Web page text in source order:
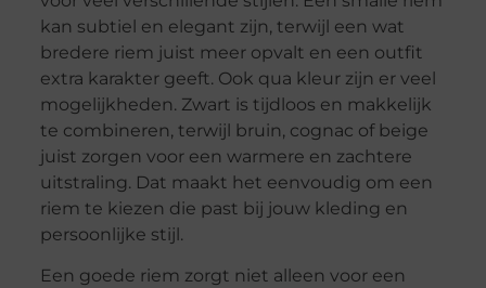
kan subtiel en elegant zijn, terwijl een wat
bredere riem juist meer opvalt en een outfit
extra karakter geeft. Ook qua kleur zijn er veel
mogelijkheden. Zwart is tijdloos en makkelijk
te combineren, terwijl bruin, cognac of beige
juist zorgen voor een warmere en zachtere
uitstraling. Dat maakt het eenvoudig om een
riem te kiezen die past bij jouw kleding en
persoonlijke stijl.
Een goede riem zorgt niet alleen voor een